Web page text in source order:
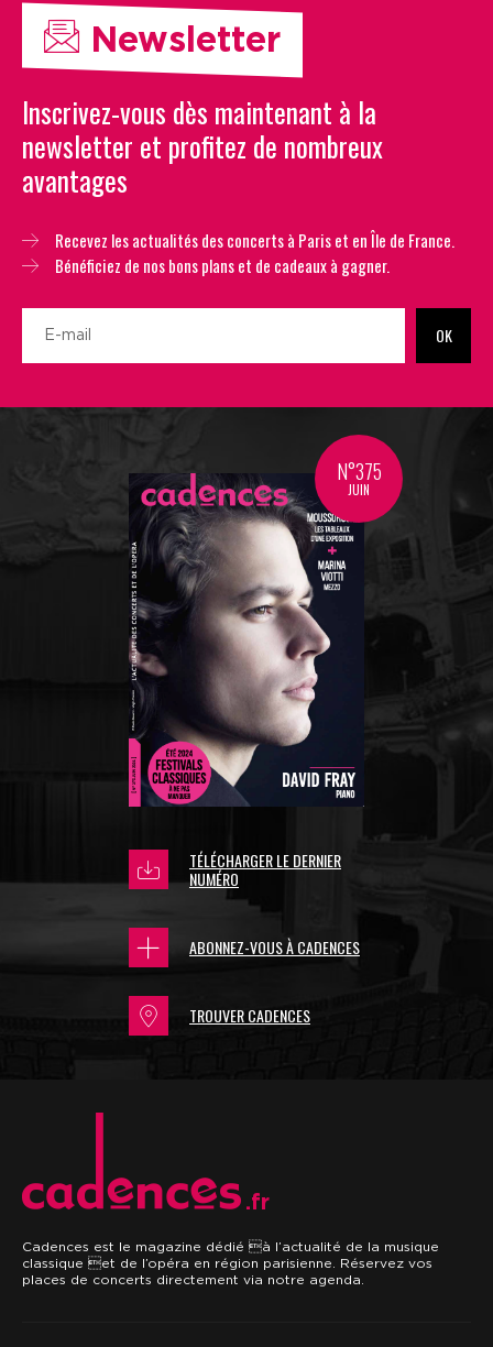
Newsletter
Inscrivez-vous dès maintenant à la
newsletter et profitez de nombreux
avantages
Recevez les actualités des concerts à Paris et en Île de France.
Bénéficiez de nos bons plans et de cadeaux à gagner.
OK
N°375
JUIN
TÉLÉCHARGER LE DERNIER
NUMÉRO
ABONNEZ-VOUS À CADENCES
TROUVER CADENCES
.fr
Cadences est le magazine dédié à l’actualité de la musique
classique et de l’opéra en région parisienne. Réservez vos
places de concerts directement via notre agenda.